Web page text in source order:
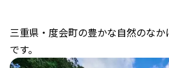
三重県・度会町の豊かな自然のな
です。